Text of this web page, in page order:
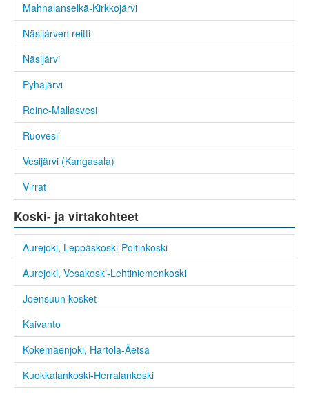
Mahnalanselkä-Kirkkojärvi
Näsijärven reitti
Näsijärvi
Pyhäjärvi
Roine-Mallasvesi
Ruovesi
Vesijärvi (Kangasala)
Virrat
Koski- ja virtakohteet
Aurejoki, Leppäskoski-Poltinkoski
Aurejoki, Vesakoski-Lehtiniemenkoski
Joensuun kosket
Kaivanto
Kokemäenjoki, Hartola-Äetsä
Kuokkalankoski-Herralankoski